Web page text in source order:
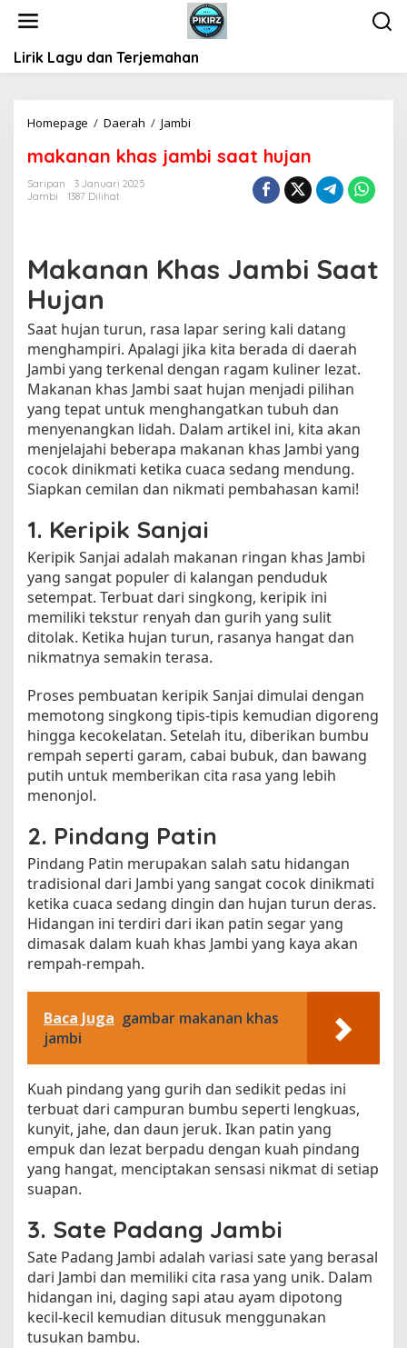
Lirik Lagu dan Terjemahan
Homepage / Daerah / Jambi
k
h
j
a
m
b
i
s
a
a
t
h
j
a
n
makanan khas jambi saat hujan
Saripan
3 Januari 2025
Jambi
1387 Dilihat
Makanan Khas Jambi Saat
Hujan
Saat hujan turun, rasa lapar sering kali datang
menghampiri. Apalagi jika kita berada di daerah
Jambi yang terkenal dengan ragam kuliner lezat.
Makanan khas Jambi saat hujan menjadi pilihan
yang tepat untuk menghangatkan tubuh dan
menyenangkan lidah. Dalam artikel ini, kita akan
menjelajahi beberapa makanan khas Jambi yang
cocok dinikmati ketika cuaca sedang mendung.
Siapkan cemilan dan nikmati pembahasan kami!
1. Keripik Sanjai
Keripik Sanjai adalah makanan ringan khas Jambi
yang sangat populer di kalangan penduduk
setempat. Terbuat dari singkong, keripik ini
memiliki tekstur renyah dan gurih yang sulit
ditolak. Ketika hujan turun, rasanya hangat dan
nikmatnya semakin terasa.
Proses pembuatan keripik Sanjai dimulai dengan
memotong singkong tipis-tipis kemudian digoreng
hingga kecokelatan. Setelah itu, diberikan bumbu
rempah seperti garam, cabai bubuk, dan bawang
putih untuk memberikan cita rasa yang lebih
menonjol.
2. Pindang Patin
Pindang Patin merupakan salah satu hidangan
tradisional dari Jambi yang sangat cocok dinikmati
ketika cuaca sedang dingin dan hujan turun deras.
Hidangan ini terdiri dari ikan patin segar yang
dimasak dalam kuah khas Jambi yang kaya akan
rempah-rempah.
Baca Juga gambar makanan khas
jambi
Kuah pindang yang gurih dan sedikit pedas ini
terbuat dari campuran bumbu seperti lengkuas,
kunyit, jahe, dan daun jeruk. Ikan patin yang
empuk dan lezat berpadu dengan kuah pindang
yang hangat, menciptakan sensasi nikmat di setiap
suapan.
3. Sate Padang Jambi
Sate Padang Jambi adalah variasi sate yang berasal
dari Jambi dan memiliki cita rasa yang unik. Dalam
hidangan ini, daging sapi atau ayam dipotong
kecil-kecil kemudian ditusuk menggunakan
tusukan bambu.